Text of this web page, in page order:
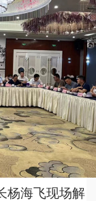
杨海飞现场解